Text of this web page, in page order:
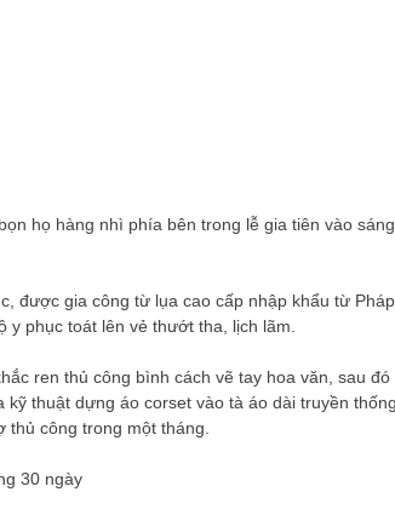
họ hàng nhì phía bên trong lễ gia tiên vào sáng
được gia công từ lụa cao cấp nhập khẩu từ Pháp
phục toát lên vẻ thướt tha, lịch lãm.
ren thủ công bình cách vẽ tay hoa văn, sau đó
thuật dựng áo corset vào tà áo dài truyền
công trong một tháng.